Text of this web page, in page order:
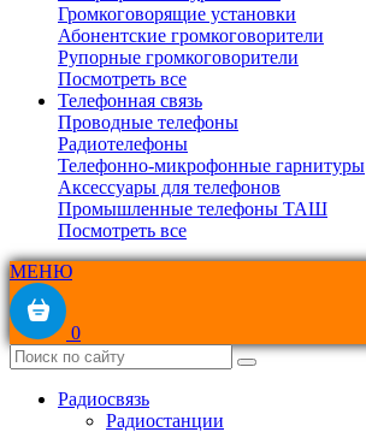
Громкоговорящие установки
Абонентские громкоговорители
Рупорные громкоговорители
Посмотреть все
Телефонная связь
Проводные телефоны
Радиотелефоны
Телефонно-микрофонные гарнитуры
Аксессуары для телефонов
Промышленные телефоны ТАШ
Посмотреть все
МЕНЮ
0
Радиосвязь
Радиостанции